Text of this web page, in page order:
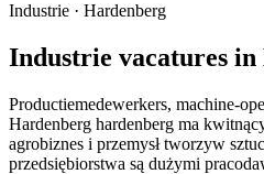
Industrie · Hardenberg
Industrie vacatures in
Productiemedewerkers, machine-
Hardenberg hardenberg ma
agrobiznes i przemysł tworzyw
przedsiębiorstwa są dużymi